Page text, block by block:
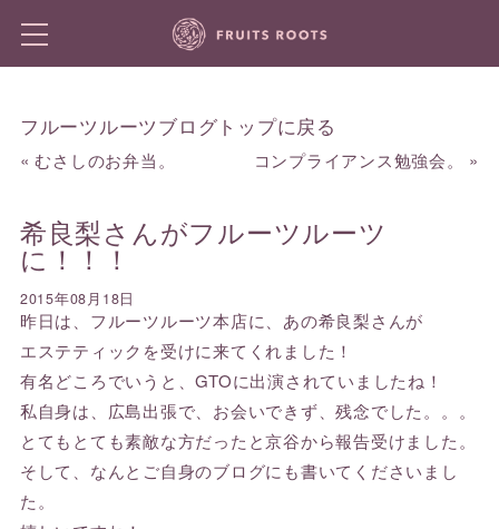
フルーツルーツブログトップに戻る
«むさしのお弁当。 コンプライアンス勉強会。 »
希良梨さんがフルーツルーツ
に！！！
2015年08月18日
昨日は、フルーツルーツ本店に、あの希良梨さんが
エステティックを受けに来てくれました！
有名どころでいうと、GTOに出演されていましたね！
私自身は、広島出張で、お会いできず、残念でした。。。
とてもとても素敵な方だったと京谷から報告受けました。
そして、なんとご自身のブログにも書いてくださいまし
た。